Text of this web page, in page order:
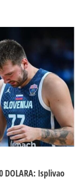
DOLARA: Isplivao